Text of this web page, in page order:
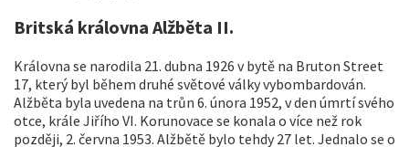
Britská královna Alžběta II.
Královna se narodila 21. dubna 1926 v bytě na Bruton Street
17, který byl během druhé světové války vybombardován.
Alžběta byla uvedena na trůn 6. února 1952, v den úmrtí svého
otce, krále Jiřího VI. Korunovace se konala o více než rok
později, 2. června 1953. Alžbětě bylo tehdy 27 let. Jednalo se o